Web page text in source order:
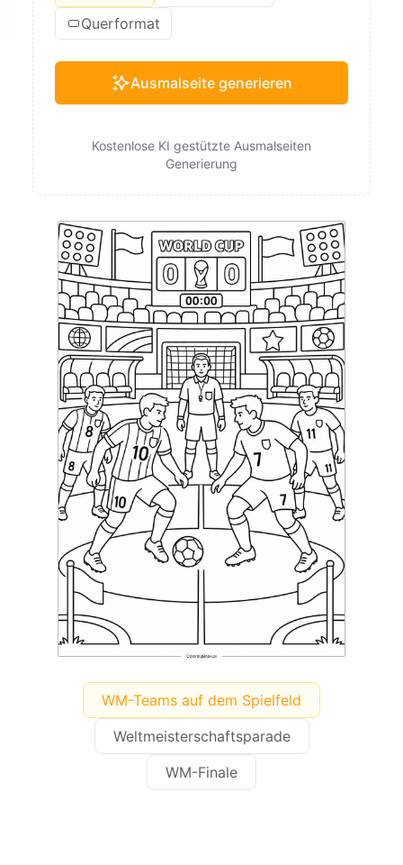
WM-Teams auf dem Spielfeld
Weltmeisterschaftsparade
WM-Finale
Querformat
Ausmalseite generieren
Kostenlose KI gestützte Ausmalseiten
Generierung